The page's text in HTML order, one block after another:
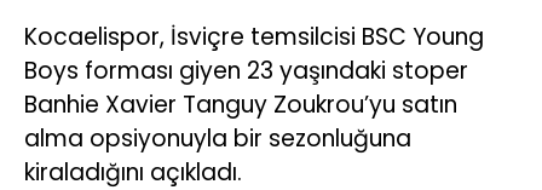
Kocaelispor, İsviçre temsilcisi BSC Young
Boys forması giyen 23 yaşındaki stoper
Banhie Xavier Tanguy Zoukrou’yu satın
alma opsiyonuyla bir sezonluğuna
kiraladığını açıkladı.